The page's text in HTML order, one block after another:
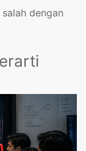
dengan